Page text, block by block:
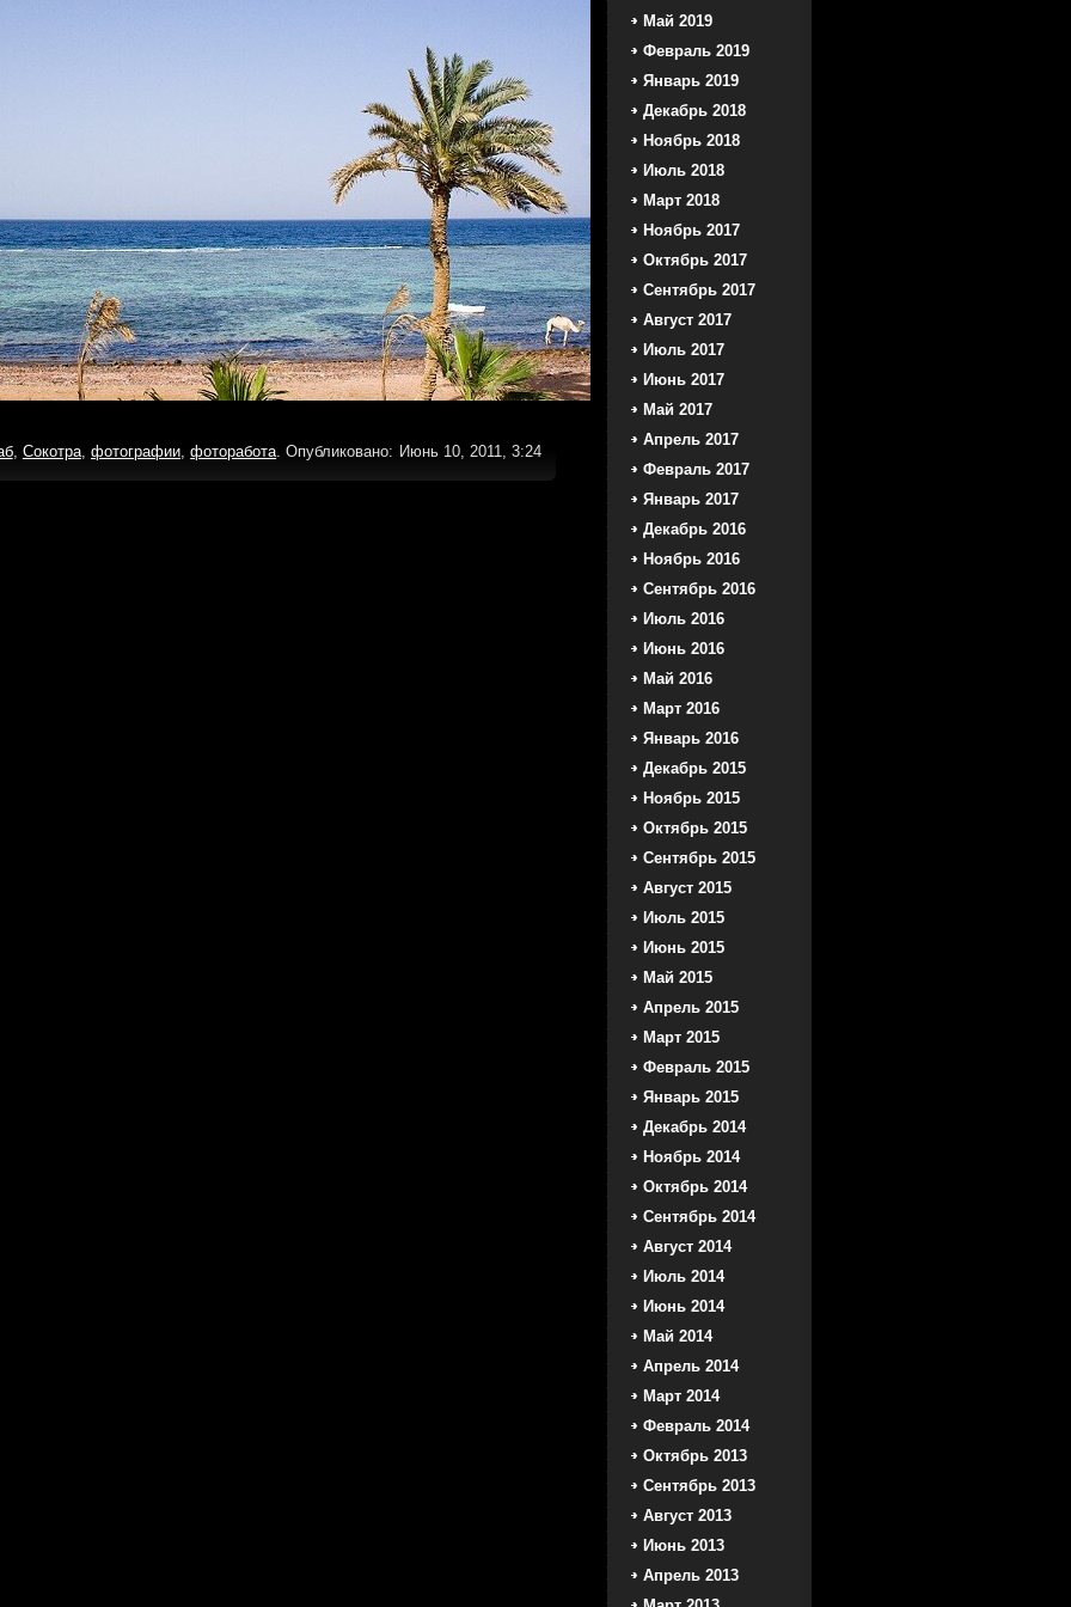
Май 2019
Февраль 2019
Январь 2019
Декабрь 2018
Ноябрь 2018
Июль 2018
Март 2018
Ноябрь 2017
Октябрь 2017
Сентябрь 2017
Август 2017
Июль 2017
Июнь 2017
Май 2017
Апрель 2017
Февраль 2017
Январь 2017
Декабрь 2016
Ноябрь 2016
Сентябрь 2016
Июль 2016
Июнь 2016
Май 2016
Март 2016
Январь 2016
Декабрь 2015
Ноябрь 2015
Октябрь 2015
Сентябрь 2015
Август 2015
Июль 2015
Июнь 2015
Май 2015
Апрель 2015
Март 2015
Февраль 2015
Январь 2015
Декабрь 2014
Ноябрь 2014
Октябрь 2014
Сентябрь 2014
Август 2014
Июль 2014
Июнь 2014
Май 2014
Апрель 2014
Март 2014
Февраль 2014
Октябрь 2013
Сентябрь 2013
Август 2013
Июнь 2013
Апрель 2013
, Сокотра,фотографии ,фоторабота . Опубликовано: Июнь 10, 2011, 3:24